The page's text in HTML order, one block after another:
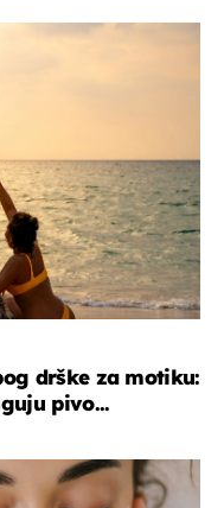
drške za motiku:
pivo...